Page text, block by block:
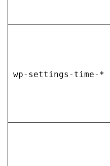
wp-settings-time-*